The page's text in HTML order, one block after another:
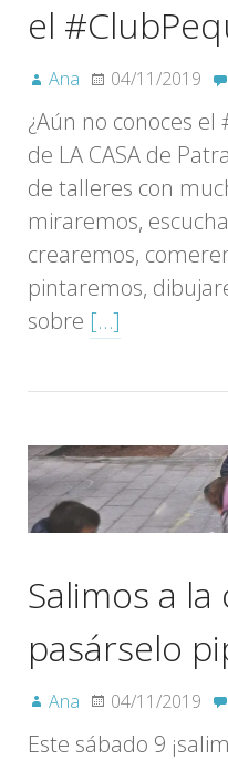
el
Ana 04/11/2019
¿Aún no conoces
de LA CASA de
de talleres con
miraremos,
crearemos,
pintaremos,
sobre […]
Salimos a la
pasárselo
Ana 04/11/2019
Este sábado 9